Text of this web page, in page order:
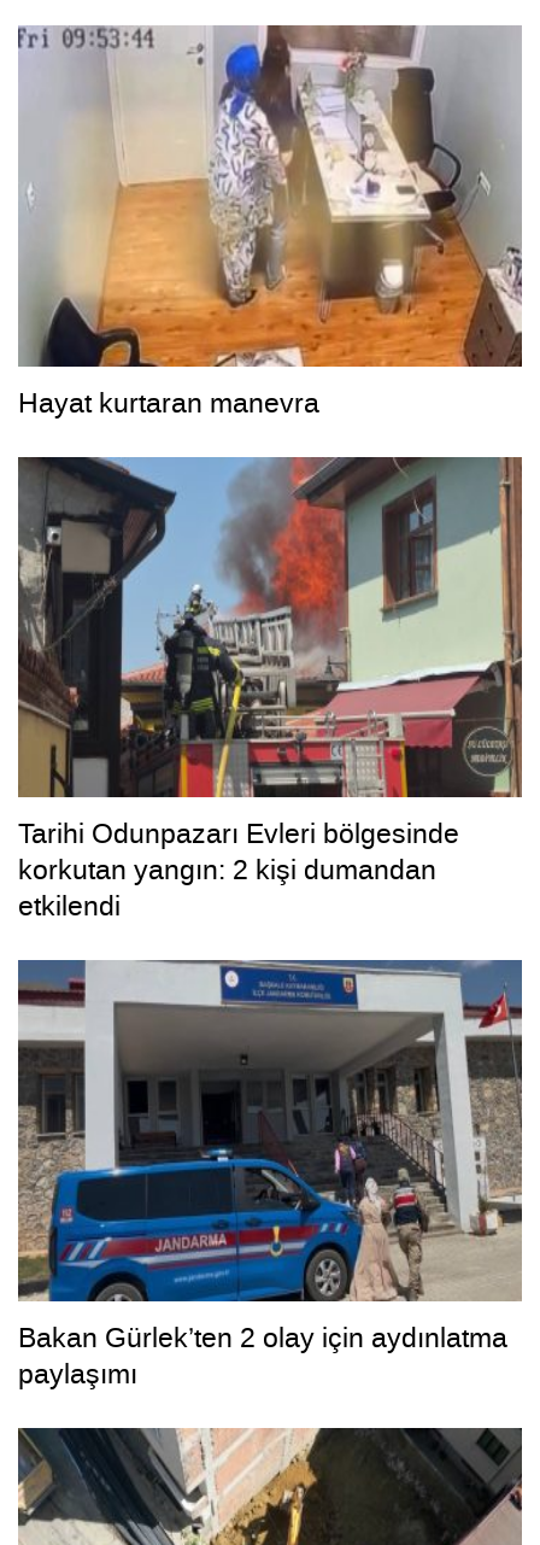
Hayat kurtaran manevra
Tarihi Odunpazarı Evleri bölgesinde
korkutan yangın: 2 kişi dumandan
etkilendi
Bakan Gürlek’ten 2 olay için aydınlatma
paylaşımı